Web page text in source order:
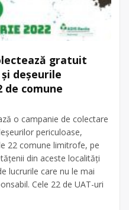
gratuit
deșeurile
de comune
o campanie de colectare
periculoase,
22 comune limitrofe, pe
din aceste localități
lucrurile care nu le mai
Cele 22 de UAT-uri